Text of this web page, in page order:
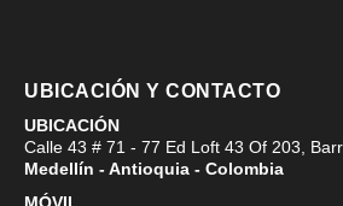
UBICACIÓN Y CONTACTO
UBICACIÓN
Calle 43 # 71 - 77 Ed Loft 43 Of 203,
Medellín - Antioquia - Colombia